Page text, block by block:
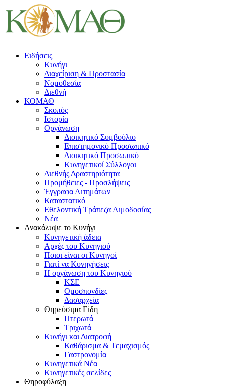
Ειδήσεις
Κυνήγι
Διαχείριση & Προστασία
Νομοθεσία
Διεθνή
ΚΟΜΑΘ
Σκοπός
Ιστορία
Οργάνωση
Διοικητικό Συμβούλιο
Επιστημονικό Προσωπικό
Διοικητικό Προσωπικό
Κυνηγετικοί Σύλλογοι
Διεθνής Δραστηριότητα
Προμήθειες - Προσλήψεις
Έγγραφα Αιτημάτων
Καταστατικό
Εθελοντική Τράπεζα Αιμοδοσίας
Νέα
Ανακάλυψε το Κυνήγι
Κυνηγετική άδεια
Αρχές του Κυνηγιού
Ποιοι είναι οι Κυνηγοί
Γιατί να Κυνηγήσεις
Η οργάνωση του Κυνηγιού
ΚΣΕ
Ομοσπονδίες
Δασαρχεία
Θηρεύσιμα Είδη
Πτερωτά
Τριχωτά
Κυνήγι και Διατροφή
Καθάρισμα & Τεμαχισμός
Γαστρονομία
Κυνηγετικά Νέα
Κυνηγετικές σελίδες
Θηροφύλαξη